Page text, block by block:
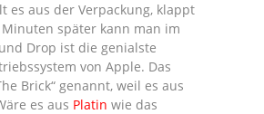
es aus der Verpackung, klappt
später kann man im
Drop ist die genialste
von Apple. Das
Brick“ genannt, weil es aus
es aus Platin wie das